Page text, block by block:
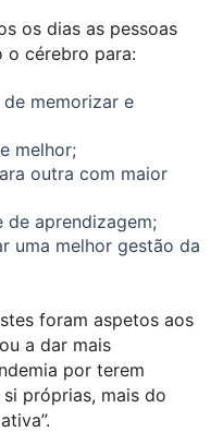
os dias as pessoas
o cérebro para:
memorizar e
melhor;
outra com maior
de aprendizagem;
uma melhor gestão da
foram aspetos aos
a dar mais
por terem
próprias, mais do